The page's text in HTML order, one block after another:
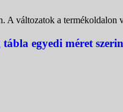
A változatok a termékoldalon
egyedi méret